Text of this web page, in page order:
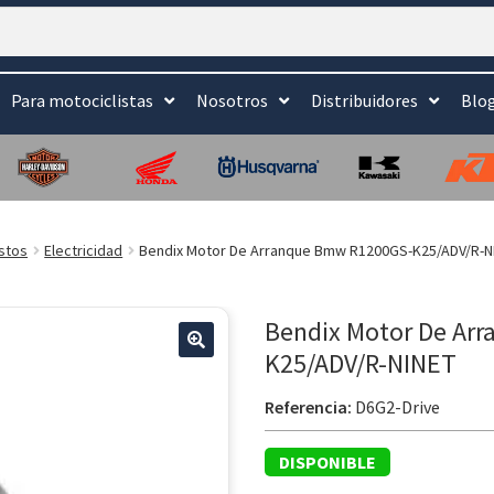
Para motociclistas Nosotros Distribuidores
Electricidad Bendix Motor De Arranque Bmw R1200GS-K25/ADV/R-
Bendix Motor De
K25/ADV/R-NINET
Referencia: D6G2-Drive
DISPONIBLE